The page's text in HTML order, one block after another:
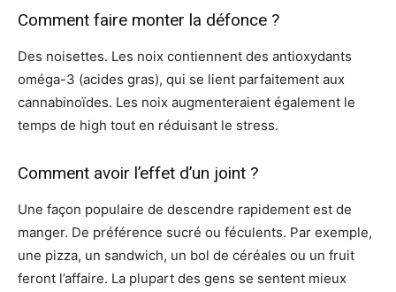
Comment faire monter la défonce ?
Des noisettes. Les noix contiennent des antioxydants
oméga-3 (acides gras), qui se lient parfaitement aux
cannabinoïdes. Les noix augmenteraient également le
temps de high tout en réduisant le stress.
Comment avoir l’effet d’un joint ?
Une façon populaire de descendre rapidement est de
manger. De préférence sucré ou féculents. Par exemple,
une pizza, un sandwich, un bol de céréales ou un fruit
feront l’affaire. La plupart des gens se sentent mieux